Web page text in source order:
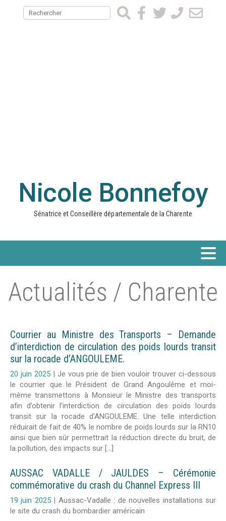
Nicole Bonnefoy
Sénatrice et Conseillère départementale de la Charente
Actualités / Charente
Courrier au Ministre des Transports – Demande
d’interdiction de circulation des poids lourds transit
sur la rocade d’ANGOULEME.
20 juin 2025 | Je vous prie de bien vouloir trouver ci-dessous
le courrier que le Président de Grand Angoulême et moi-
même transmettons à Monsieur le Ministre des transports
afin d’obtenir l’interdiction de circulation des poids lourds
transit sur la rocade d’ANGOULEME. Une telle interdiction
réduirait de fait de 40% le nombre de poids lourds sur la RN10
ainsi que bien sûr permettrait la réduction directe du bruit, de
la pollution, des impacts sur [...]
AUSSAC VADALLE / JAULDES – Cérémonie
commémorative du crash du Channel Express III
19 juin 2025 | Aussac-Vadalle : de nouvelles installations sur
le site du crash du bombardier américain